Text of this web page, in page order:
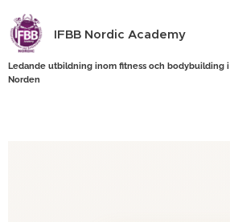
IFBB Nordic Academy
Ledande utbildning inom fitness och bodybuilding i
Norden